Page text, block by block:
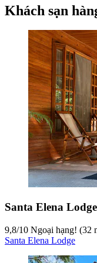
Khách sạn
Santa Elena Lodge
9,8/10 Ngoại hạng! (32
Santa Elena Lodge